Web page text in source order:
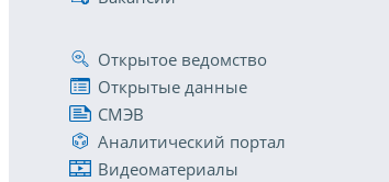
Открытое ведомство
Открытые данные
СМЭВ
Аналитический портал
Видеоматериалы